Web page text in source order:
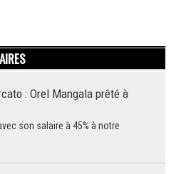
: Orel Mangala prêté à
son salaire à 45% à notre